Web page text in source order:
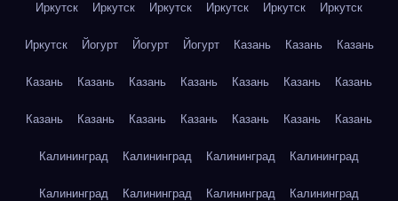
Иркутск Иркутск Иркутск Иркутск Иркутск Иркутск
Иркутск Йогурт Йогурт Йогурт Казань Казань Казань
Казань Казань Казань Казань Казань Казань Казань
Казань Казань Казань Казань Казань Казань Казань
Калининград Калининград Калининград Калининград
Калининград Калининград Калининград Калининград